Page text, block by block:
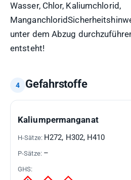
Wasser, Chlor, Kaliumchlorid,
unter dem Abzug
entsteht!
Gefahrstoffe
GEFAHRSTOFF
H-
Kaliumpermanganat
H272, H302, H410
–